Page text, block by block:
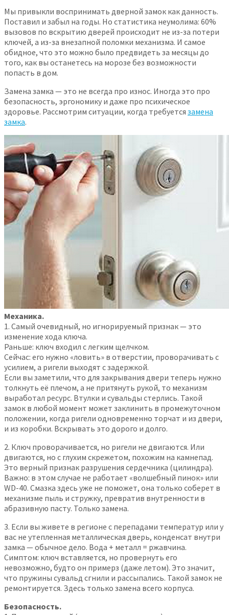
Мы привыкли воспринимать дверной замок как данность.
Поставил и забыл на годы. Но статистика неумолима: 60%
вызовов по вскрытию дверей происходит не из-за потери
ключей, а из-за внезапной поломки механизма. И самое
обидное, что это можно было предвидеть за месяцы до
того, как вы останетесь на морозе без возможности
попасть в дом.
Замена замка — это не всегда про износ. Иногда это про
безопасность, эргономику и даже про психическое
здоровье. Рассмотрим ситуации, когда требуется замена
замка.
Механика.
1. Самый очевидный, но игнорируемый признак — это
изменение хода ключа.
Раньше: ключ входил с легким щелчком.
Сейчас: его нужно «ловить» в отверстии, проворачивать с
усилием, а ригели выходят с задержкой.
Если вы заметили, что для закрывания двери теперь нужно
толкнуть её плечом, а не притянуть рукой, то механизм
выработал ресурс. Втулки и сувальды стерлись. Такой
замок в любой момент может заклинить в промежуточном
положении, когда ригели одновременно торчат и из двери,
и из коробки. Вскрывать это дорого и долго.
2. Ключ проворачивается, но ригели не двигаются. Или
двигаются, но с глухим скрежетом, похожим на камнепад.
Это верный признак разрушения сердечника (цилиндра).
Важно: в этом случае не работает «волшебный пинок» или
WD-40. Смазка здесь уже не поможет, она только соберет в
механизме пыль и стружку, превратив внутренности в
абразивную пасту. Только замена.
3. Если вы живете в регионе с перепадами температур или у
вас не утепленная металлическая дверь, конденсат внутри
замка — обычное дело. Вода + металл = ржавчина.
Симптом: ключ вставляется, но провернуть его
невозможно, будто он примерз (даже летом). Это значит,
что пружины сувальд сгнили и рассыпались. Такой замок не
ремонтируется. Здесь только замена всего корпуса.
Безопасность.